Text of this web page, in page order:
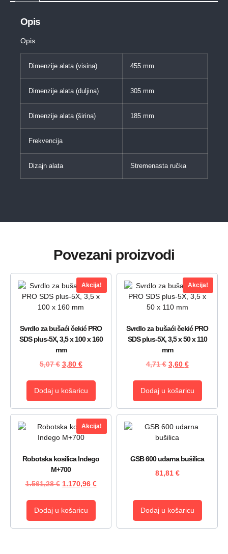
Opis
Opis
Dimenzije alata (visina) 455 mm
Dimenzije alata (duljina) 305 mm
Dimenzije alata (širina) 185 mm
Frekvencija
Dizajn alata Stremenasta ručka
Povezani proizvodi
Akcija!
Svrdlo za bušaći čekić PRO
SDS plus-5X, 3,5 x 100 x 160
mm
5,07€ 3,80 €
Dodaj u košaricu
Akcija!
Svrdlo za bušaći čekić PRO
SDS plus-5X, 3,5 x 50 x 110
mm
4,71€ 3,60 €
Dodaj u košaricu
Akcija!
Robotska kosilica Indego
M+700
1.561,28€ 1.170,96 €
Dodaj u košaricu
GSB 600 udarna bušilica
81,81 €
Dodaj u košaricu